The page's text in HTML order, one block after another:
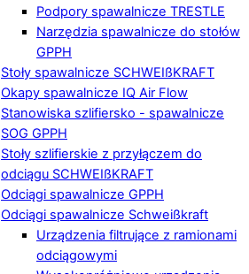
Podpory spawalnicze TRESTLE
Narzędzia spawalnicze do stołów
GPPH
Stoły spawalnicze SCHWEIßKRAFT
Okapy spawalnicze IQ Air Flow
Stanowiska szlifiersko - spawalnicze
SOG GPPH
Stoły szlifierskie z przyłączem do
odciągu SCHWEIßKRAFT
Odciągi spawalnicze GPPH
Odciągi spawalnicze Schweißkraft
Urządzenia filtrujące z ramionami
odciągowymi